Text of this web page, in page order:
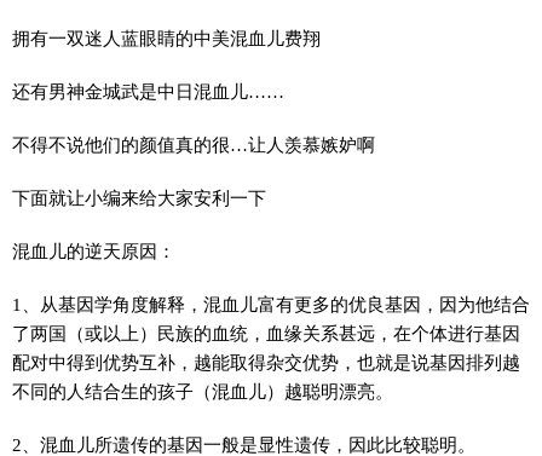
拥有一双迷人蓝眼睛的中美混血儿费翔
还有男神金城武是中日混血儿……
不得不说他们的颜值真的很…让人羡慕嫉妒啊
下面就让小编来给大家安利一下
混血儿的逆天原因：
1、从基因学角度解释，混血儿富有更多的优良基因，因为他结合
了两国（或以上）民族的血统，血缘关系甚远，在个体进行基因
配对中得到优势互补，越能取得杂交优势，也就是说基因排列越
不同的人结合生的孩子（混血儿）越聪明漂亮。
2、混血儿所遗传的基因一般是显性遗传，因此比较聪明。